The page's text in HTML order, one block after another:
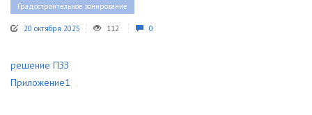
Градостроительное зонирование
20 октября 2025 112 0
решение ПЗЗ
Приложение1